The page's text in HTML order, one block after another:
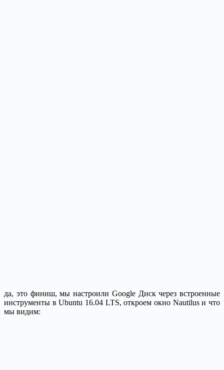
да, это финиш, мы настроили Google Диск через встроенные
инструменты в Ubuntu 16.04 LTS, откроем окно Nautilus и что
мы видим: